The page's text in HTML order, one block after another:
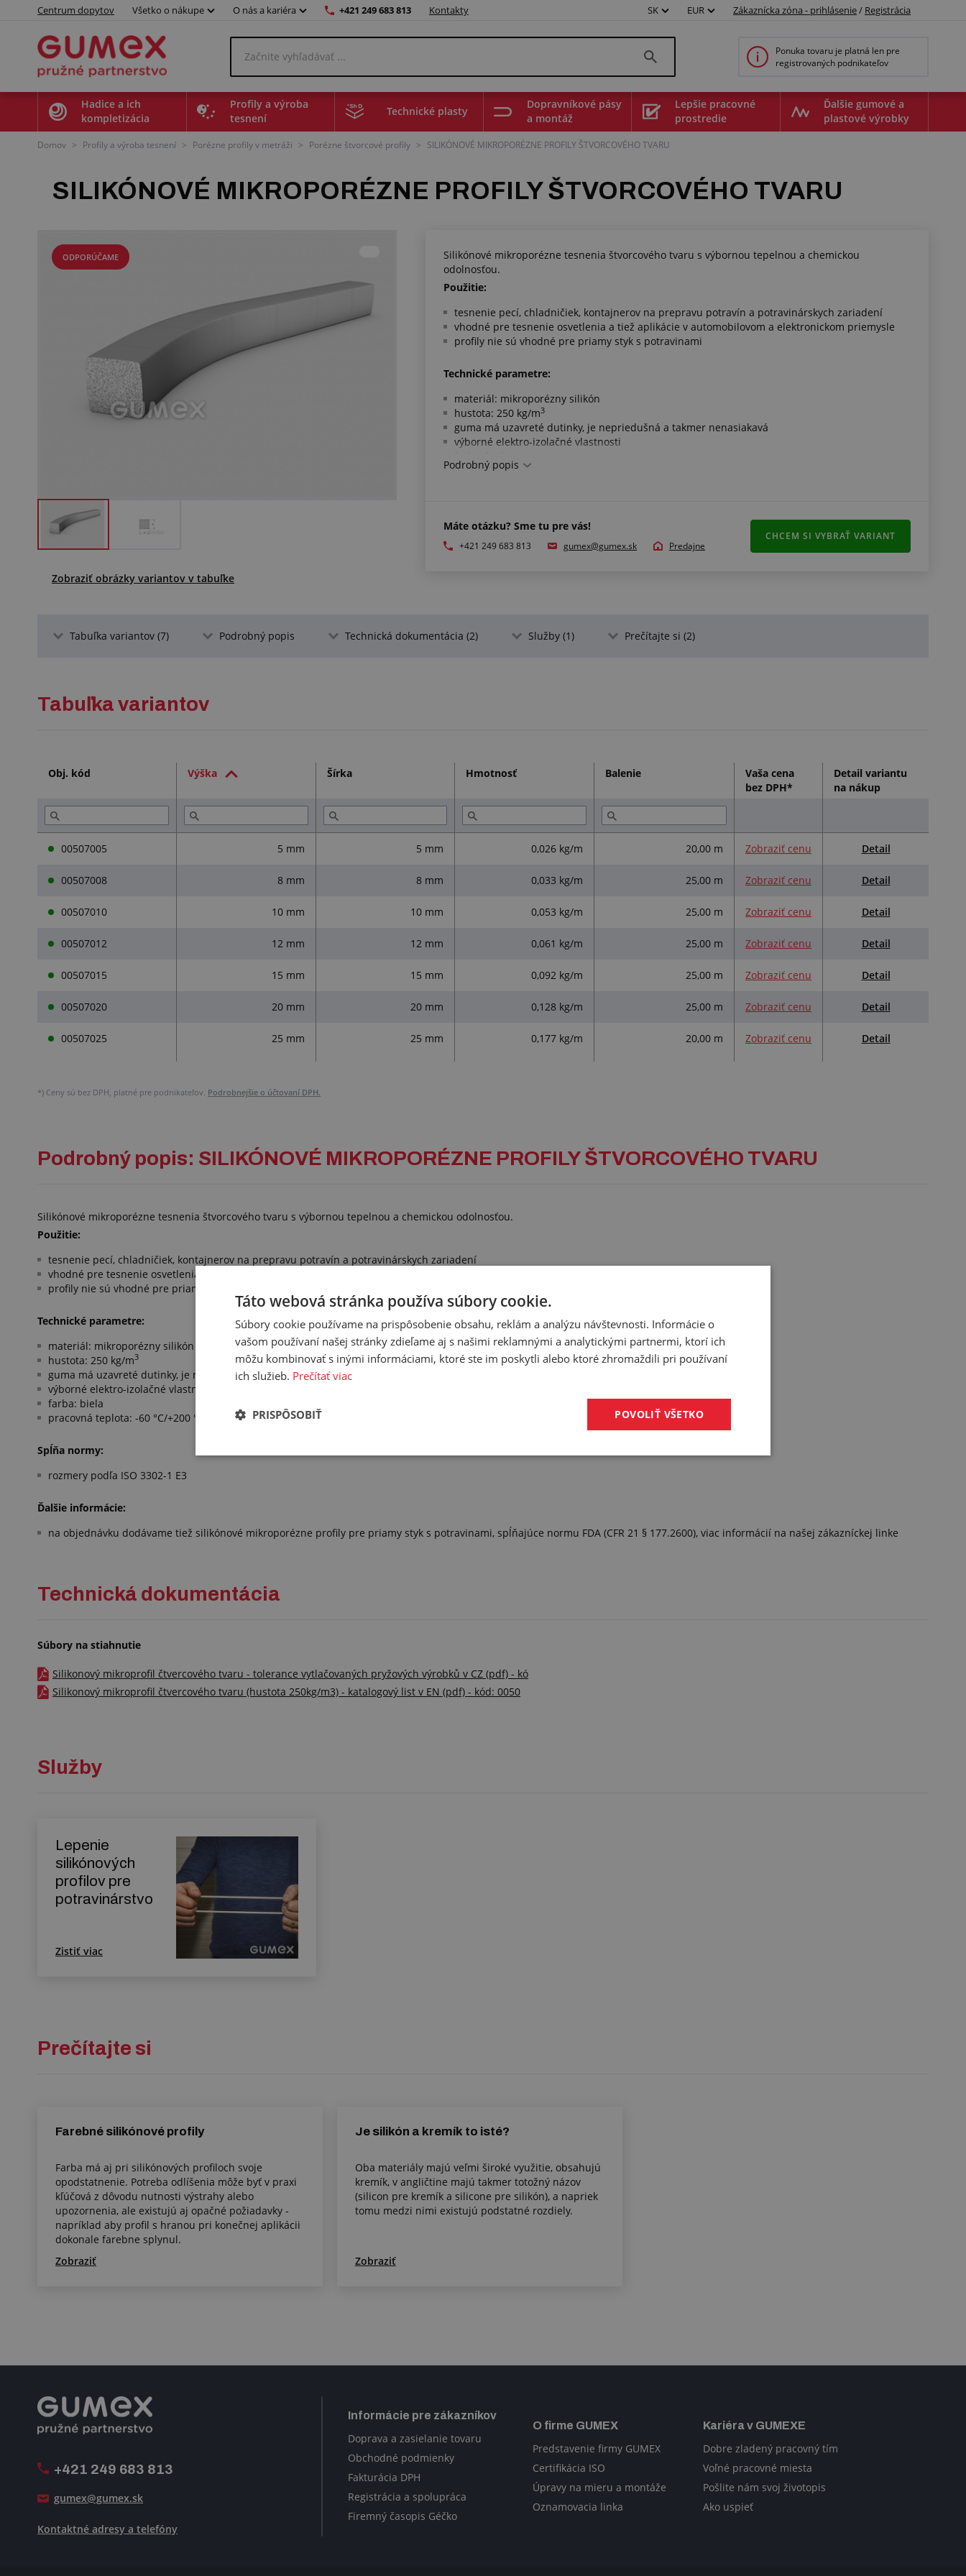
Centrum dopytov Všetko o nákupe O nás a kariéra +421 249 683 813 Kontakty SK EUR Zákaznícka zóna - prihlásenie/ Registrácia
Ponuka tovaru je platná len pre
registrovaných podnikateľov
Hadice a ich
kompletizácia
Profily a výroba
tesnení
Technické plasty
Dopravníkové pásy
a montáž
Lepšie pracovné
prostredie
Ďalšie gumové a
plastové výrobky
Domov > Profily a výroba tesnení > Porézne profily v metráži > Porézne štvorcové profily > SILIKÓNOVÉ MIKROPORÉZNE PROFILY ŠTVORCOVÉHO TVARU
SILIKÓNOVÉ MIKROPORÉZNE PROFILY ŠTVORCOVÉHO TVARU
00507005
ODPORÚČAME
Zobraziť obrázky variantov v tabuľke
Silikónové mikroporézne tesnenia štvorcového tvaru s výbornou tepelnou a chemickou
odolnosťou.
Použitie:
tesnenie pecí, chladničiek, kontajnerov na prepravu potravín a potravinárskych zariadení
vhodné pre tesnenie osvetlenia a tiež aplikácie v automobilovom a elektronickom priemysle
profily nie sú vhodné pre priamy styk s potravinami
Technické parametre:
materiál: mikroporézny silikón
hustota: 250 kg/m3
guma má uzavreté dutinky, je nepriedušná a takmer nenasiakavá
výborné elektro-izolačné vlastnosti
pracovná teplota: -60 °C/+200 °C
rozmery podľa ISO 3302-1 E3
Podrobný popis
Máte otázku? Sme tu pre vás!
+421 249 683 813 gumex@gumex.sk Predajne
CHCEM SI VYBRAŤ VARIANT
Tabuľka variantov (7) Podrobný popis Technická dokumentácia (2) Služby (1) Prečítajte si (2)
Tabuľka variantov
Obj. kód Výška Šírka Hmotnosť Balenie
Vaša cena
bez DPH*
Detail variantu
na nákup
00507005 5 mm 5 mm 0,026 kg/m 20,00 m Zobraziť cenu Detail
00507008 8 mm 8 mm 0,033 kg/m 25,00 m Zobraziť cenu Detail
00507010 10 mm 10 mm 0,053 kg/m 25,00 m Zobraziť cenu Detail
00507012 12 mm 12 mm 0,061 kg/m 25,00 m Zobraziť cenu Detail
00507015 15 mm 15 mm 0,092 kg/m 25,00 m Zobraziť cenu Detail
00507020 20 mm 20 mm 0,128 kg/m 25,00 m Zobraziť cenu Detail
00507025 25 mm 25 mm 0,177 kg/m 20,00 m Zobraziť cenu Detail
*) Ceny sú bez DPH, platné pre podnikateľov. Podrobnejšie o účtovaní DPH.
Podrobný popis: SILIKÓNOVÉ MIKROPORÉZNE PROFILY ŠTVORCOVÉHO TVARU
Silikónové mikroporézne tesnenia štvorcového tvaru s výbornou tepelnou a chemickou odolnosťou.
Použitie:
tesnenie pecí, chladničiek, kontajnerov na prepravu potravín a potravinárskych zariadení
vhodné pre tesnenie osvetlenia a tiež aplikácie v automobilovom a elektronickom priemysle
profily nie sú vhodné pre priamy styk s potravinami
Technické parametre:
materiál: mikroporézny silikón
hustota: 250 kg/m3
guma má uzavreté dutinky, je nepriedušná a takmer nenasiakavá
výborné elektro-izolačné vlastnosti
farba: biela
pracovná teplota: -60 °C/+200 °C
Spĺňa normy:
rozmery podľa ISO 3302-1 E3
Ďalšie informácie:
na objednávku dodávame tiež silikónové mikroporézne profily pre priamy styk s potravinami, spĺňajúce normu FDA (CFR 21 § 177.2600), viac informácií na našej zákazníckej linke
Technická dokumentácia
Súbory na stiahnutie
Silikonový mikroprofil čtvercového tvaru - tolerance vytlačovaných pryžových výrobků v CZ (pdf) - kó
Silikonový mikroprofil čtvercového tvaru (hustota 250kg/m3) - katalogový list v EN (pdf) - kód: 0050
Služby
Lepenie
silikónových
profilov pre
potravinárstvo
Zistiť viac
Prečítajte si
Farebné silikónové profily
Farba má aj pri silikónových profiloch svoje
opodstatnenie. Potreba odlíšenia môže byť v praxi
kľúčová z dôvodu nutnosti výstrahy alebo
upozornenia, ale existujú aj opačné požiadavky -
napríklad aby profil s hranou pri konečnej aplikácii
dokonale farebne splynul.
Zobraziť
Je silikón a kremík to isté?
Oba materiály majú veľmi široké využitie, obsahujú
kremík, v angličtine majú takmer totožný názov
(silicon pre kremík a silicone pre silikón), a napriek
tomu medzi nimi existujú podstatné rozdiely.
Zobraziť
+421 249 683 813
gumex@gumex.sk
Kontaktné adresy a telefóny
Informácie pre zákazníkov
Doprava a zasielanie tovaru
Obchodné podmienky
Fakturácia DPH
Registrácia a spolupráca
Firemný časopis Géčko
O firme GUMEX
Predstavenie firmy GUMEX
Certifikácia ISO
Úpravy na mieru a montáže
Oznamovacia linka
Kariéra v GUMEXE
Dobre zladený pracovný tím
Voľné pracovné miesta
Pošlite nám svoj životopis
Ako uspieť
Táto webová stránka používa súbory cookie.
Súbory cookie používame na prispôsobenie obsahu, reklám a analýzu návštevnosti. Informácie o
vašom používaní našej stránky zdieľame aj s našimi reklamnými a analytickými partnermi, ktorí ich
môžu kombinovať s inými informáciami, ktoré ste im poskytli alebo ktoré zhromaždili pri používaní
ich služieb. Prečítať viac
POVOLIŤ VŠETKO
PRISPÔSOBIŤ